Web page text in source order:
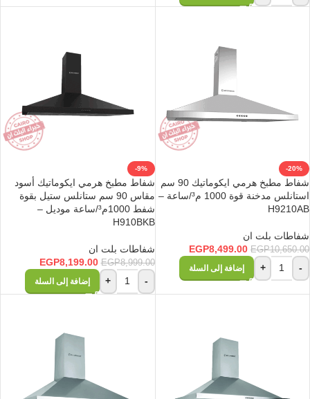
-20%
شفاط مطبخ هرمي ايكوماتيك 90 سم
استانلس مدخنة قوة 1000 م³/ساعة –
H9210AB
شفاطات بلت ان
EGP10,650.00
EGP8,499.00
-
+ إضافة إلى السلة
-9%
شفاط مطبخ هرمي ايكوماتيك أسود
مقاس 90 سم ستانلس ستيل بقوة
شفط 1000م³/ساعة موديل –
H910BKB
شفاطات بلت ان
EGP8,999.00
EGP8,199.00
-
+ إضافة إلى السلة